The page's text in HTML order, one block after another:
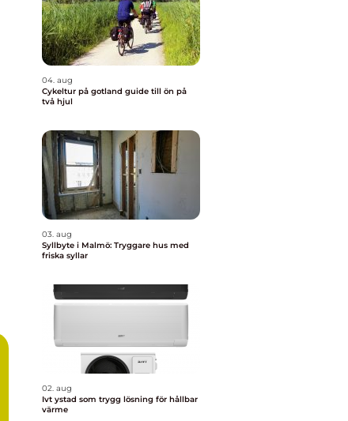
04. aug
Cykeltur på gotland guide till ön på
två hjul
03. aug
Syllbyte i Malmö: Tryggare hus med
friska syllar
02. aug
Ivt ystad som trygg lösning för hållbar
värme